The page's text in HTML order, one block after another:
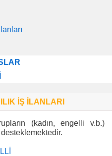
İŞ İLANLARI
(kadın, engelli v.b.)
desteklemektedir.